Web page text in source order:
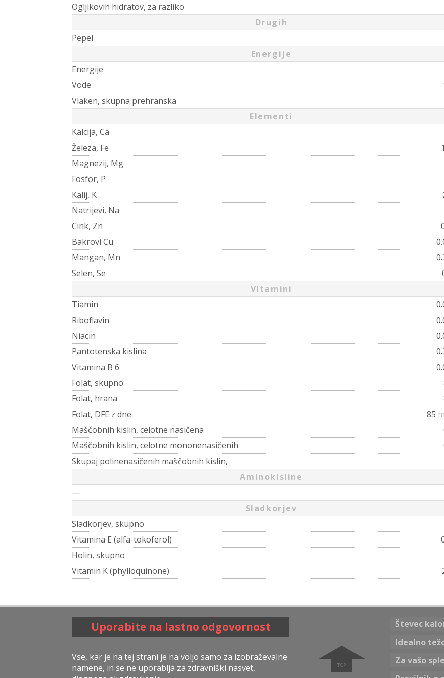
Ogljikovih hidratov, za razliko
Drugih
Pepel
Energije
Energije
Vode
Vlaken, skupna prehranska
Elementi
Kalcija, Ca
Železa, Fe
Magnezij, Mg
Fosfor, P
Kalij, K
Natrijevi, Na
Cink, Zn
Bakrovi Cu
Mangan, Mn
Selen, Se
Vitamini
Tiamin
Riboflavin
Niacin
Pantotenska kislina
Vitamina B 6
Folat, skupno
Folat, hrana
Folat, DFE z dne
85
Maščobnih kislin, celotne nasičena
Maščobnih kislin, celotne mononenasičenih
Skupaj polinenasičenih maščobnih kislin,
Aminokisline
—
Sladkorjev
Sladkorjev, skupno
Vitamina E (alfa-tokoferol)
Holin, skupno
Vitamin K (phylloquinone)
Uporabite na lastno odgovornost
Vse, kar je na tej strani je na voljo samo za izobraževalne
namene, in se ne uporablja za zdravniški nasvet,
➧
Števec
Idealno
Za vašo